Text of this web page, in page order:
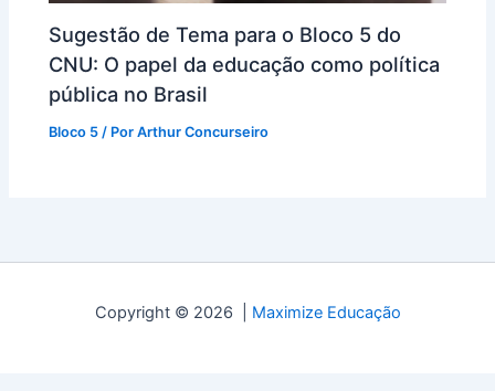
Sugestão de Tema para o Bloco 5 do
CNU: O papel da educação como política
pública no Brasil
Bloco 5 / PorArthur Concurseiro
Copyright © 2026 | Maximize Educação